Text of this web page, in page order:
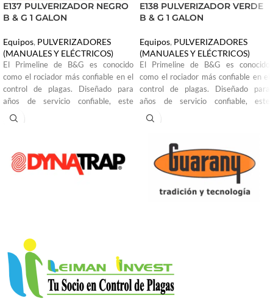
E137 PULVERIZADOR NEGRO
B & G 1 GALON
Equipos, PULVERIZADORES
(MANUALES Y ELÉCTRICOS)
El Primeline de B&G es conocido
como el rociador más confiable en el
control de plagas. Diseñado para
años de servicio confiable, este
icónico rociador tiene acero
inoxidable de la más alta calidad
de latón de grado especial y
resistentes a productos químicos
para superar cualquier desafío, año
E138 PULVERIZADOR VERDE
B & G 1 GALON
Equipos, PULVERIZADORES
(MANUALES Y ELÉCTRICOS)
El Primeline de B&G es conocido
como el rociador más confiable en el
control de plagas. Diseñado para
años de servicio confiable, este
icónico rociador tiene acero
inoxidable de la más alta calidad
de latón de grado especial y
resistentes a productos químicos
para superar cualquier desafío, año
tras año. Son la primera opción de los
profesionales de la industria del